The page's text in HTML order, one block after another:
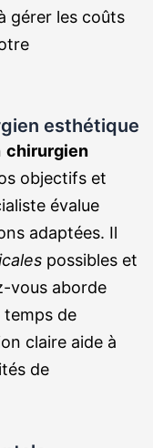
gérer les coûts
esthétique
chirurgien
objectifs et
évalue
adaptées. Il
possibles et
vous aborde
temps de
claire aide à
de